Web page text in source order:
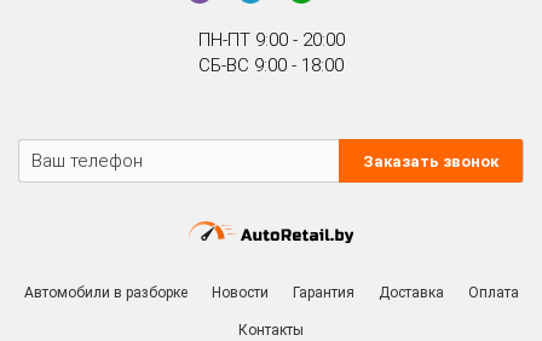
ПН-ПТ 9:00 - 20:00
СБ-ВС 9:00 - 18:00
Заказать звонок
Автомобили в разборке Новости Гарантия Доставка Оплата
Контакты